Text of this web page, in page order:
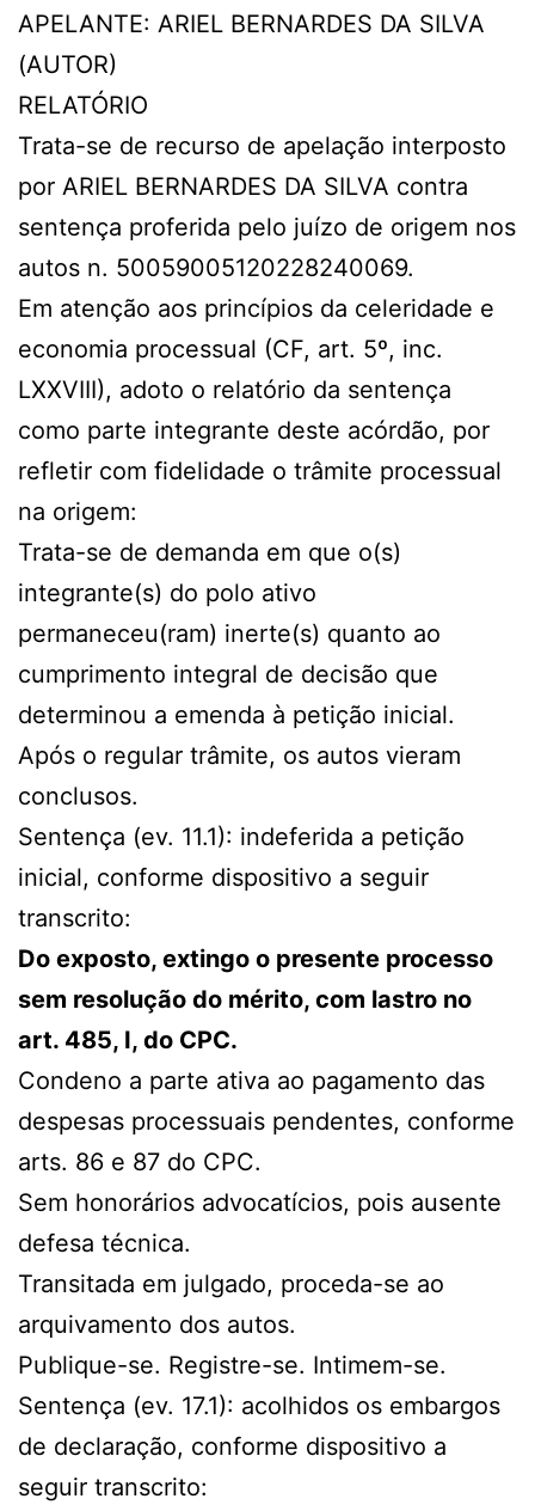
APELANTE: ARIEL BERNARDES DA SILVA
(AUTOR)
RELATÓRIO
Trata-se de recurso de apelação interposto
por ARIEL BERNARDES DA SILVA contra
sentença proferida pelo juízo de origem nos
autos n. 50059005120228240069.
Em atenção aos princípios da celeridade e
economia processual (CF, art. 5º, inc.
LXXVIII), adoto o relatório da sentença
como parte integrante deste acórdão, por
refletir com fidelidade o trâmite processual
na origem:
Trata-se de demanda em que o(s)
integrante(s) do polo ativo
permaneceu(ram) inerte(s) quanto ao
cumprimento integral de decisão que
determinou a emenda à petição inicial.
Após o regular trâmite, os autos vieram
conclusos.
Sentença (ev. 11.1): indeferida a petição
inicial, conforme dispositivo a seguir
transcrito:
Do exposto, extingo o presente processo
sem resolução do mérito, com lastro no
art. 485, I, do CPC.
Condeno a parte ativa ao pagamento das
despesas processuais pendentes, conforme
arts. 86 e 87 do CPC.
Sem honorários advocatícios, pois ausente
defesa técnica.
Transitada em julgado, proceda-se ao
arquivamento dos autos.
Publique-se. Registre-se. Intimem-se.
Sentença (ev. 17.1): acolhidos os embargos
de declaração, conforme dispositivo a
seguir transcrito: